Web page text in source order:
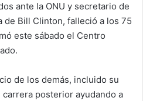
ante la ONU y secretario de
de Bill Clinton, falleció a los 75
este sábado el Centro
de los demás, incluido su
posterior ayudando a